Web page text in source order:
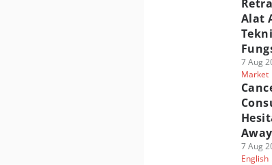
Alat
7 Aug
Market
7 Aug
English